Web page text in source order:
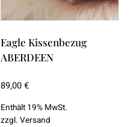
Eagle Kissenbezug
ABERDEEN
89,00€
Enthält 19% MwSt.
zzgl. Versand